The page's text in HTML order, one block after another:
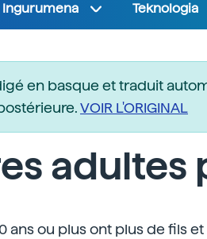
Ingurumena Teknologia
en basque et traduit
VOIR L'ORIGINAL
adultes
ans ou plus ont plus de fils